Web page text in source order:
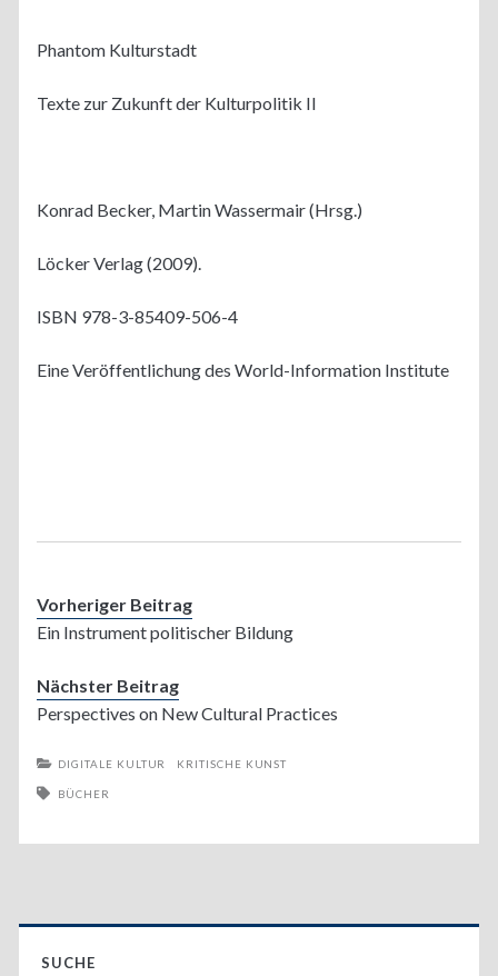
Phantom Kulturstadt
Texte zur Zukunft der Kulturpolitik II
Konrad Becker, Martin Wassermair (Hrsg.)
Löcker Verlag (2009).
ISBN 978-3-85409-506-4
Eine Veröffentlichung des World-Information Institute
Vorheriger Beitrag
Ein Instrument politischer Bildung
Nächster Beitrag
Perspectives on New Cultural Practices
DIGITALE KULTUR KRITISCHE KUNST
BÜCHER
Primary
SUCHE